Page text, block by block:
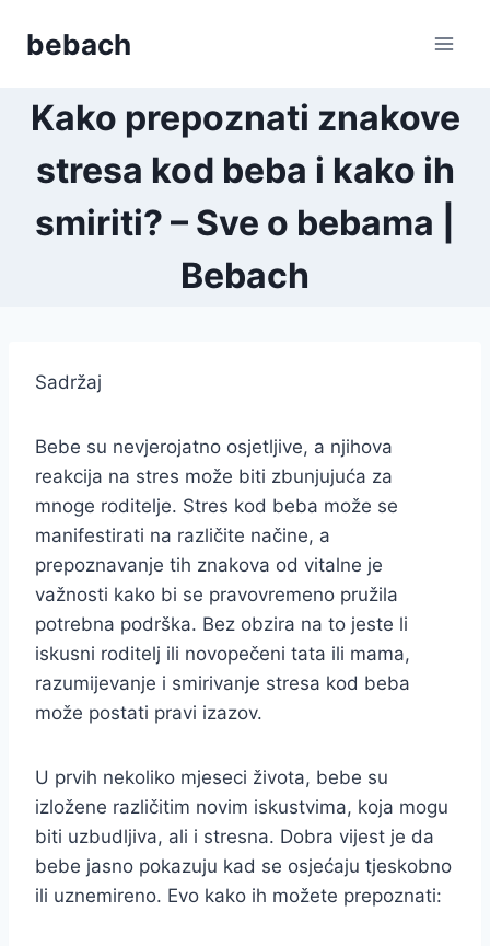
bebach
Kako prepoznati znakove
stresa kod beba i kako ih
smiriti? – Sve o bebama |
Bebach
Sadržaj
Bebe su nevjerojatno osjetljive, a njihova
reakcija na stres može biti zbunjujuća za
mnoge roditelje. Stres kod beba može se
manifestirati na različite načine, a
prepoznavanje tih znakova od vitalne je
važnosti kako bi se pravovremeno pružila
potrebna podrška. Bez obzira na to jeste li
iskusni roditelj ili novopečeni tata ili mama,
razumijevanje i smirivanje stresa kod beba
može postati pravi izazov.
U prvih nekoliko mjeseci života, bebe su
izložene različitim novim iskustvima, koja mogu
biti uzbudljiva, ali i stresna. Dobra vijest je da
bebe jasno pokazuju kad se osjećaju tjeskobno
ili uznemireno. Evo kako ih možete prepoznati: